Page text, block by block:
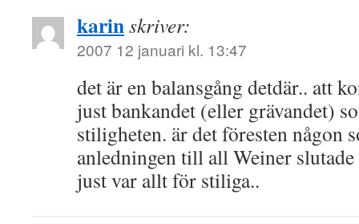
karinskriver:
2007 12 januari kl. 13:47
det är en balansgång detdär.. att
just bankandet (eller grävandet)
stiligheten. är det föresten någon
anledningen till all Weiner
just var allt för stiliga..